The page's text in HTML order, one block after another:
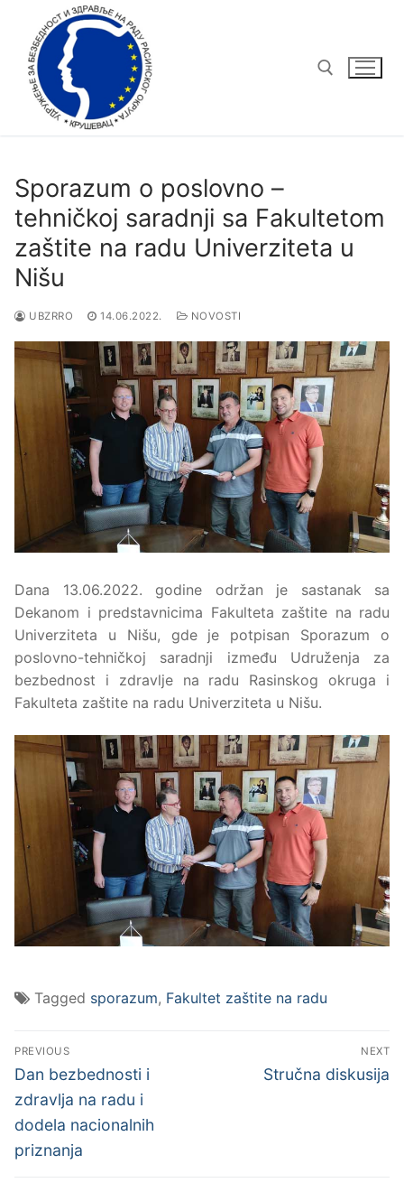
Sporazum o poslovno –
tehničkoj saradnji sa Fakultetom
zaštite na radu Univerziteta u
Nišu
UBZRRO 14.06.2022. NOVOSTI
Dana 13.06.2022. godine održan je sastanak sa
Dekanom i predstavnicima Fakulteta zaštite na radu
Univerziteta u Nišu, gde je potpisan Sporazum o
poslovno-tehničkoj saradnji između Udruženja za
bezbednost i zdravlje na radu Rasinskog okruga i
Fakulteta zaštite na radu Univerziteta u Nišu.
Tagged sporazum, Fakultet zaštite na radu
PREVIOUS
Dan bezbednosti i
zdravlja na radu i
dodela nacionalnih
priznanja
NEXT
Stručna diskusija